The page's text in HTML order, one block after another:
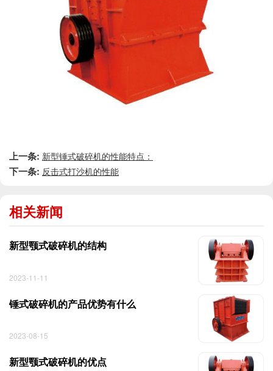
上一条: 新型锤式破碎机的性能特点：
下一条: 反击式打沙机的性能
相关新闻
新型颚式破碎机的结构
2023-11-11
锤式破碎机的产品优势有什么
2023-08-15
新型颚式破碎机的优点